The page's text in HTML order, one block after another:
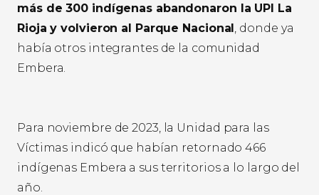
más de 300 indígenas abandonaron la UPI La
Rioja y volvieron al Parque Nacional, donde ya
había otros integrantes de la comunidad
Embera.
Para noviembre de 2023, la Unidad para las
Víctimas indicó que habían retornado 466
indígenas Embera a sus territorios a lo largo del
año.